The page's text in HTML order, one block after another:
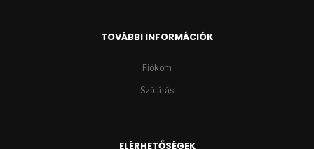
TOVÁBBI INFORMÁCIÓK
Fiókom
Szállítás
ELÉRHETŐSÉGEK